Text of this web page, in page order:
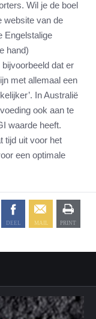
Wil je de boel
website van de
Engelstalige
hand)
dat er
met allemaal een
In Australië
ook aan te
waarde heeft.
tijd uit voor het
een optimale